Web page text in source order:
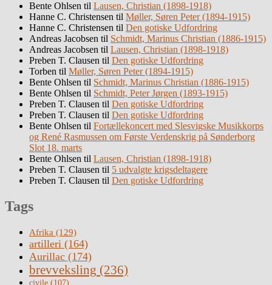
Bente Ohlsen til Lausen, Christian (1898-1918)
Hanne C. Christensen til Møller, Søren Peter (1894-1915)
Hanne C. Christensen til Den gotiske Udfordring
Andreas Jacobsen til Schmidt, Marinus Christian (1886-1915)
Andreas Jacobsen til Lausen, Christian (1898-1918)
Preben T. Clausen til Den gotiske Udfordring
Torben til Møller, Søren Peter (1894-1915)
Bente Ohlsen til Schmidt, Marinus Christian (1886-1915)
Bente Ohlsen til Schmidt, Peter Jørgen (1893-1915)
Preben T. Clausen til Den gotiske Udfordring
Preben T. Clausen til Den gotiske Udfordring
Bente Ohlsen til Fortællekoncert med Slesvigske Musikkorps
og René Rasmussen om Første Verdenskrig på Sønderborg
Slot 18. marts
Bente Ohlsen til Lausen, Christian (1898-1918)
Preben T. Clausen til 5 udvalgte krigsdeltagere
Preben T. Clausen til Den gotiske Udfordring
Tags
Afrika (129)
artilleri (164)
Aurillac (174)
brevveksling (236)
civile (107)